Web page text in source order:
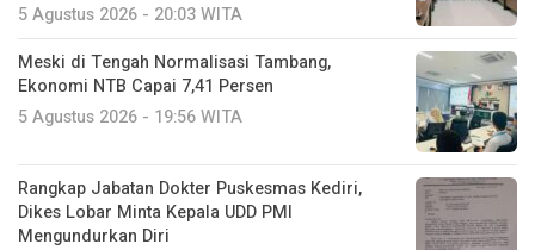
5 Agustus 2026 - 20:03 WITA
Meski di Tengah Normalisasi Tambang,
Ekonomi NTB Capai 7,41 Persen
5 Agustus 2026 - 19:56 WITA
Rangkap Jabatan Dokter Puskesmas Kediri,
Dikes Lobar Minta Kepala UDD PMI
Mengundurkan Diri